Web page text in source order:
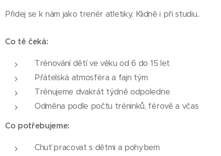
Přidej se k nám jako trenér atletiky. Klidně i při studiu..
Co tě čeká:
Trénování dětí ve věku od 6 do 15 let
Přátelská atmosféra a fajn tým
Trénujeme dvakrát týdně odpoledne
Odměna podle počtu tréninků, férově a včas
Co potřebujeme:
Chuť pracovat s dětmi a pohybem